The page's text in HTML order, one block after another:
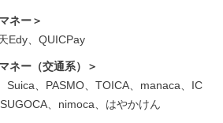
ネー＞
Edy、QUICPay
ネー（交通系）＞
Suica、PASMO、TOICA、manaca、IC
、nimoca、はやかけん